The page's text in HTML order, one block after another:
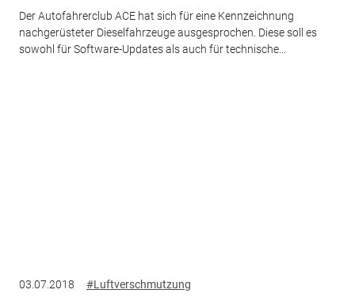
Der Autofahrerclub ACE hat sich für eine Kennzeichnung
nachgerüsteter Dieselfahrzeuge ausgesprochen. Diese soll es
sowohl für Software-Updates als auch für technische...
03.07.2018 #Luftverschmutzung